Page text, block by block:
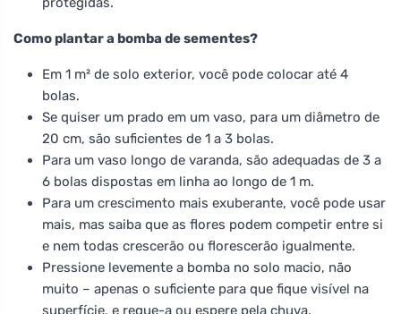
Como plantar a bomba de sementes?
Em 1 m² de solo exterior, você pode colocar até 4
bolas.
Se quiser um prado em um vaso, para um diâmetro de
20 cm, são suficientes de 1 a 3 bolas.
Para um vaso longo de varanda, são adequadas de 3 a
6 bolas dispostas em linha ao longo de 1 m.
Para um crescimento mais exuberante, você pode usar
mais, mas saiba que as flores podem competir entre si
e nem todas crescerão ou florescerão igualmente.
Pressione levemente a bomba no solo macio, não
muito – apenas o suficiente para que fique visível na
superfície, e regue-a ou espere pela chuva.